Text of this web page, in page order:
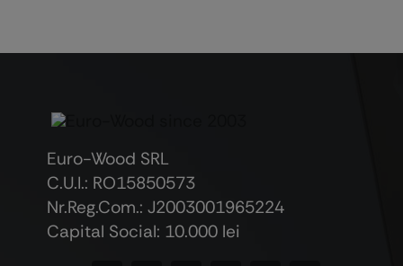
Euro-Wood SRL
C.U.I.: RO15850573
Nr.Reg.Com.: J2003001965224
Capital Social: 10.000 lei